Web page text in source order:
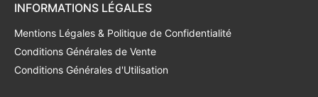
INFORMATIONS LÉGALES
Mentions Légales & Politique de Confidentialité
Conditions Générales de Vente
Conditions Générales d'Utilisation